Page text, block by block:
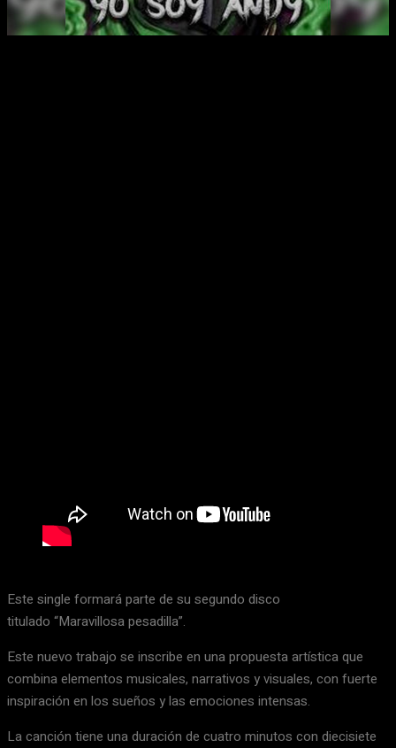
Facebook X WhatsApp Email
Este single formará parte de su segundo disco
titulado “Maravillosa pesadilla”.
Este nuevo trabajo se inscribe en una propuesta artística que
combina elementos musicales, narrativos y visuales, con fuerte
inspiración en los sueños y las emociones intensas.
La canción tiene una duración de cuatro minutos con diecisiete